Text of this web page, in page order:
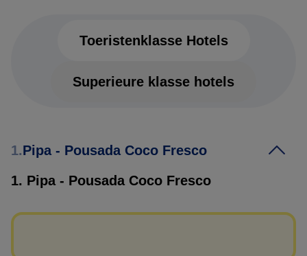
Toeristenklasse Hotels
Superieure klasse hotels
1.Pipa - Pousada Coco Fresco
1. Pipa - Pousada Coco Fresco